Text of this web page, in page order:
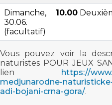
Dimanche,
30.06.
(facultatif)
10.00
Vous pouvez voir la
naturistes POUR JEUX
lien https://
medjunarodne-
adi-bojani-crna-gora/.